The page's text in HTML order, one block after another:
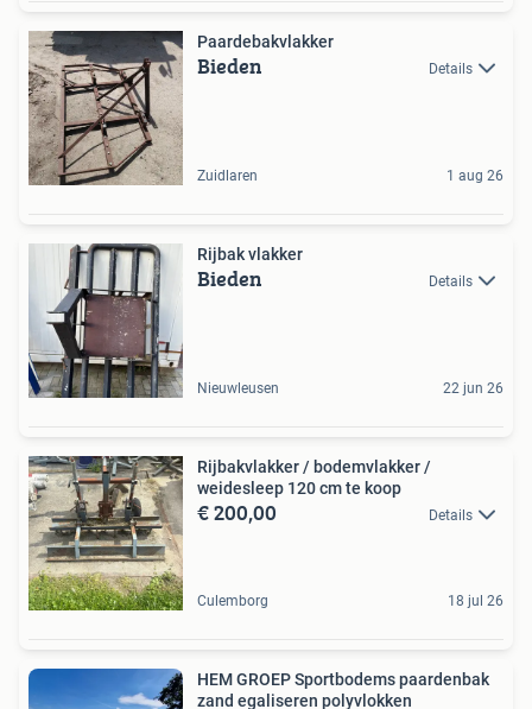
Paardebakvlakker
Bieden Details
Zuidlaren 1 aug 26
Rijbak vlakker
Bieden Details
Nieuwleusen 22 jun 26
Rijbakvlakker / bodemvlakker /
weidesleep 120 cm te koop
€ 200,00 Details
Culemborg 18 jul 26
HEM GROEP Sportbodems paardenbak
zand egaliseren polyvlokken